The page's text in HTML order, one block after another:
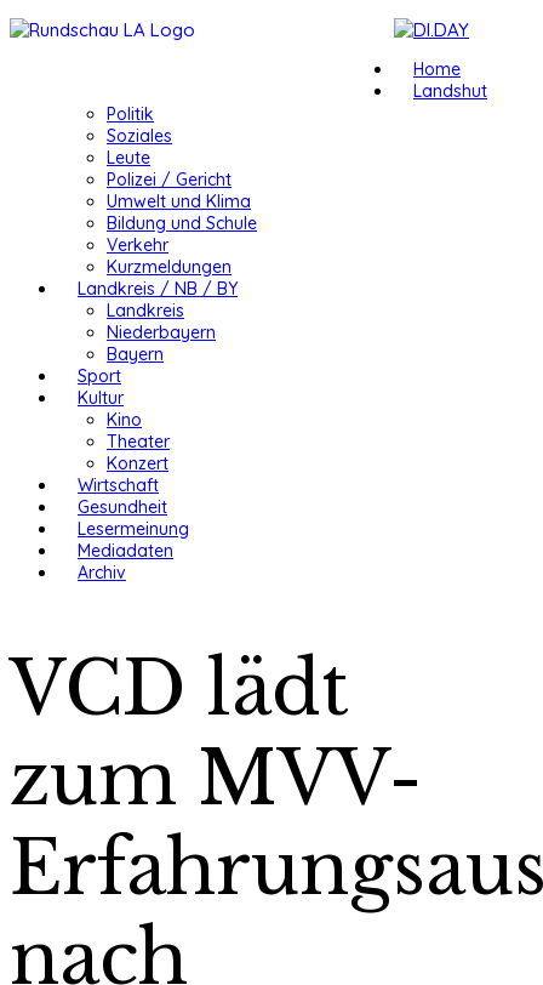
Home
Landshut
Politik
Soziales
Leute
Polizei / Gericht
Umwelt und Klima
Bildung und Schule
Verkehr
Kurzmeldungen
Landkreis / NB / BY
Landkreis
Niederbayern
Bayern
Sport
Kultur
Kino
Theater
Konzert
Wirtschaft
Gesundheit
Lesermeinung
Mediadaten
Archiv
VCD lädt
zum MVV-
nach